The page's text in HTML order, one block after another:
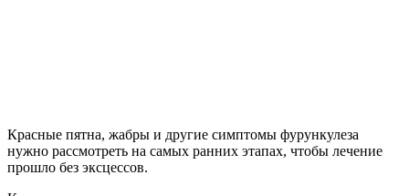
Красные пятна, жабры и другие симптомы фурункулеза
нужно рассмотреть на самых ранних этапах, чтобы лечение
прошло без эксцессов.